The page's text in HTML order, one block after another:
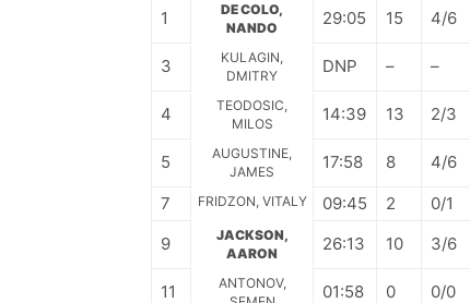
1
DE COLO,
NANDO
29:05 15 4/6
3
KULAGIN,
DMITRY
DNP – –
4
TEODOSIC,
MILOS
14:39 13 2/3
5
AUGUSTINE,
JAMES
17:58 8 4/6
7
FRIDZON, VITALY 09:45 2 0/1
9
JACKSON,
AARON
26:13 10 3/6
11
ANTONOV,
01:58 0 0/0